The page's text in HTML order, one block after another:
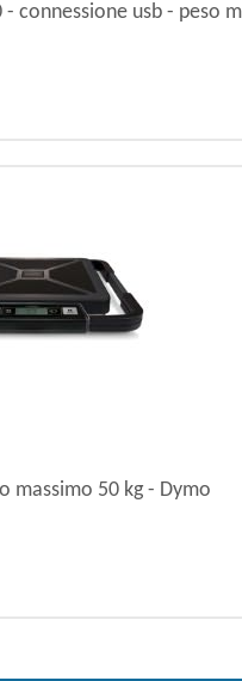
connessione usb - peso
massimo 50 kg - Dymo